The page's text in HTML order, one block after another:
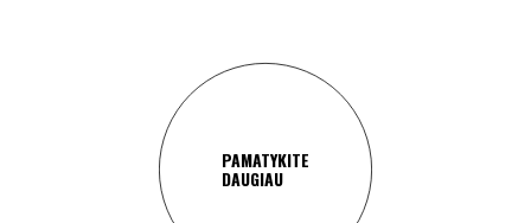
PAMATYKITE
DAUGIAU